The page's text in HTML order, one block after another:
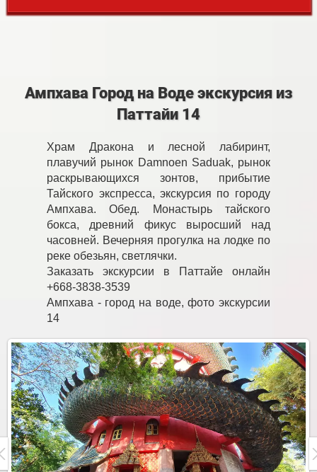
Ампхава Город на Воде экскурсия из
Паттайи 14
Храм Дракона и лесной лабиринт,
плавучий рынок Damnoen Saduak, рынок
раскрывающихся зонтов, прибытие
Тайского экспресса, экскурсия по городу
Ампхава. Обед. Монастырь тайского
бокса, древний фикус выросший над
часовней. Вечерняя прогулка на лодке по
реке обезьян, светлячки.
Заказать экскурсии в Паттайе онлайн
+668-3838-3539
Ампхава - город на воде, фото экскурсии
14